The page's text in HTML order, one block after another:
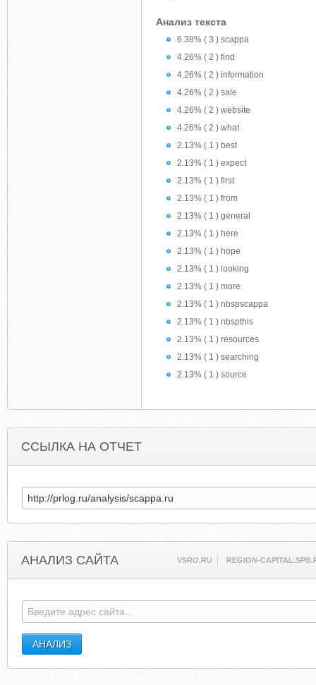
Анализ текста
6.38% ( 3 ) scappa
4.26% ( 2 ) find
4.26% ( 2 ) information
4.26% ( 2 ) sale
4.26% ( 2 ) website
4.26% ( 2 ) what
2.13% ( 1 ) best
2.13% ( 1 ) expect
2.13% ( 1 ) first
2.13% ( 1 ) from
2.13% ( 1 ) general
2.13% ( 1 ) here
2.13% ( 1 ) hope
2.13% ( 1 ) looking
2.13% ( 1 ) more
2.13% ( 1 ) nbspscappa
2.13% ( 1 ) nbspthis
2.13% ( 1 ) resources
2.13% ( 1 ) searching
2.13% ( 1 ) source
ССЫЛКА НА ОТЧЕТ
АНАЛИЗ САЙТА VSRO.RU REGION-